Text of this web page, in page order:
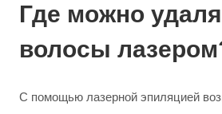
Где можно
волосы
С помощью лазерной эпиляцией